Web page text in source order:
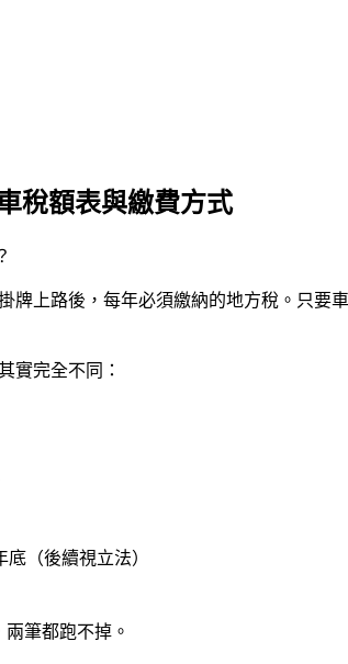
稅額表與繳費方式
牌上路後，每年必須繳納的地方稅。只
實完全不同：
底（後續視立法）
兩筆都跑不掉。